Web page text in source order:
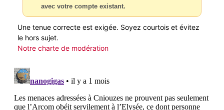
avec votre compte existant.
Une tenue correcte est exigée. Soyez courtois et évitez
le hors sujet.
Notre charte de modération